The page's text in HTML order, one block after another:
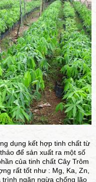
dụng kết hợp tinh chất từ
để sản xuất ra một số
của tinh chất Cây Trôm
rất tốt như : Mg, Ka, Zn,
ngăn ngừa chống lão